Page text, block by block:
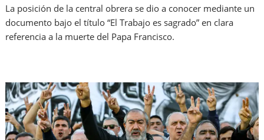
La posición de la central obrera se dio a conocer mediante un
documento bajo el título “El Trabajo es sagrado” en clara
referencia a la muerte del Papa Francisco.